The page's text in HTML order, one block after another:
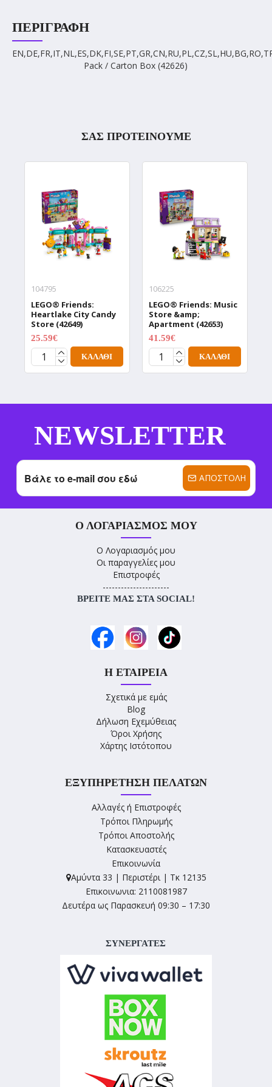
ΠΕΡΙΓΡΑΦΉ
Pack / Carton Box (42626)
ΣΑΣ ΠΡΟΤΕΙΝΟΥΜΕ
104795
LEGO® Friends:
Heartlake City Candy
Store (42649)
25.59€
ΚΑΛΆΘΙ
106225
LEGO® Friends: Music
Store &amp;
Apartment (42653)
41.59€
ΚΑΛΆΘΙ
NEWSLETTER
ΑΠΟΣΤΟΛΉ
Ο ΛΟΓΑΡΙΑΣΜΌΣ ΜΟΥ
Ο Λογαριασμός μου
Οι παραγγελίες μου
Επιστροφές
----------------------
ΒΡΕΊΤΕ ΜΑΣ ΣΤΑ SOCIAL!
Η ΕΤΑΙΡΕΊΑ
Σχετικά με εμάς
Blog
Δήλωση Εχεμύθειας
Όροι Χρήσης
Χάρτης Ιστότοπου
ΕΞΥΠΗΡΈΤΗΣΗ ΠΕΛΑΤΏΝ
Αλλαγές ή Επιστροφές
Τρόποι Πληρωμής
Τρόποι Αποστολής
Κατασκευαστές
Επικοινωνία
Αμύντα 33 | Περιστέρι | Τκ 12135
Επικοινωνια: 2110081987
Δευτέρα ως Παρασκευή 09:30 – 17:30
ΣΥΝΕΡΓΑΤΕΣ